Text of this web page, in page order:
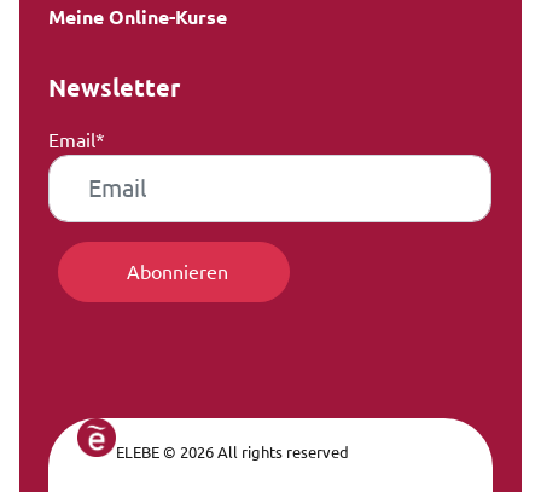
Meine Online-Kurse
Newsletter
Email*
ELEBE © 2026 All rights reserved